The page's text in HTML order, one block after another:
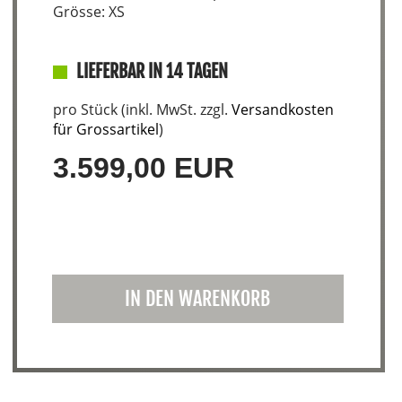
Grösse: XS
LIEFERBAR IN 14 TAGEN
pro Stück (inkl. MwSt. zzgl. Versandkosten
für Grossartikel)
3.599,00 EUR
IN DEN WARENKORB